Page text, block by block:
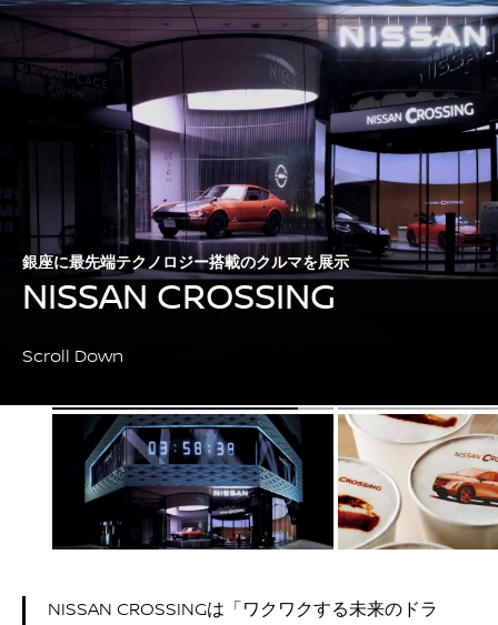
銀座に最先端テクノロジー搭載のクルマを展示
NISSAN CROSSING
Scroll Down
お飲み物をご提供するカフェをご用意していま